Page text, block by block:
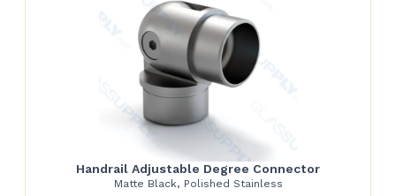
Handrail Adjustable Degree Connector
Matte Black, Polished Stainless